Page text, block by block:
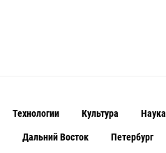
Технологии Культура Наука
Дальний Восток Петербург